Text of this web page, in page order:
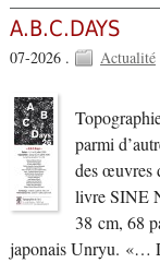
A.B.C.DAYS
07-2026 . Actualité
parmi
des œuvres
livre SINE
38 cm, 68
japonais Unryu.